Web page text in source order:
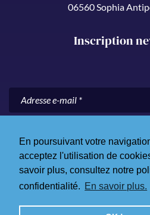
En poursuivant votre
acceptez l'utilisation de
savoir plus, consultez notre
confidentialité. En savoir plus.
06560 Sophia
Inscription
confidentialité
© 2026 Skål Côte d’Azur. Tous droits
Site Internet par